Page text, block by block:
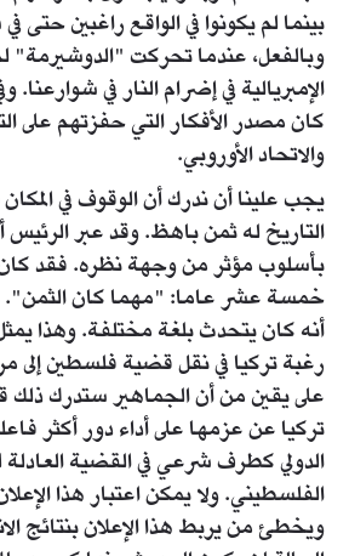
بينما لم يكونوا في الواقع راغبين
وبالفعل، عندما تحركت "الدوشيرمة" لم
الإمبريالية في إضرام النار في شوارعنا.
كان مصدر الأفكار التي حفزتهم على
والاتحاد الأوروبي.
يجب علينا أن ندرك أن الوقوف في
التاريخ له ثمن باهظ. وقد عبر
بأسلوب مؤثر من وجهة نظره. فقد كان
خمسة عشر عاما: "مهما كان الثمن".
أنه كان يتحدث بلغة مختلفة. وهذا
رغبة تركيا في نقل قضية فلسطين إلى
على يقين من أن الجماهير ستدرك ذلك
تركيا عن عزمها على أداء دور أكثر
الدولي كطرف شرعي في القضية
الفلسطيني. ولا يمكن اعتبار هذا
ويخطئ من يربط هذا الإعلان بنتائج